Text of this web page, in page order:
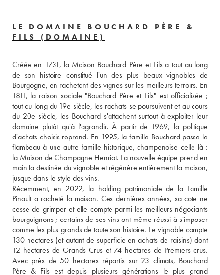
LE DOMAINE BOUCHARD PÈRE &
FILS (DOMAINE)
Créée en 1731, la Maison Bouchard Père et Fils a tout au long
de son histoire constitué l'un des plus beaux vignobles de
Bourgogne, en rachetant des vignes sur les meilleurs terroirs. En
1811, la raison sociale "Bouchard Père et Fils" est officialisée ;
tout au long du 19e siècle, les rachats se poursuivent et au cours
du 20e siècle, les Bouchard s'attachent surtout à exploiter leur
domaine plutôt qu'à l'agrandir. À partir de 1969, la politique
d'achats choisis reprend. En 1995, la famille Bouchard passe le
flambeau à une autre famille historique, champenoise celle-là :
la Maison de Champagne Henriot. La nouvelle équipe prend en
main la destinée du vignoble et régénère entièrement la maison,
jusque dans le style des vins.
Récemment, en 2022, la holding patrimoniale de la Famille
Pinault a racheté la maison. Ces dernières années, sa cote ne
cesse de grimper et elle compte parmi les meilleurs négociants
bourguignons ; certains de ses vins ont même réussi à s'imposer
comme les plus grands de toute son histoire. Le vignoble compte
130 hectares (et autant de superficie en achats de raisins) dont
12 hectares de Grands Crus et 74 hectares de Premiers crus.
Avec près de 50 hectares répartis sur 23 climats, Bouchard
Père & Fils est depuis plusieurs générations le plus grand